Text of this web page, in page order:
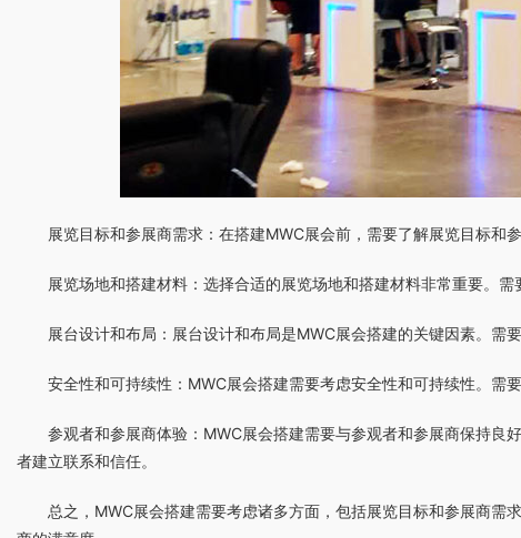
展览目标和参展商需求：在搭建MWC展会前，需要了解展览目标和
展览场地和搭建材料：选择合适的展览场地和搭建材料非常重要。
展台设计和布局：展台设计和布局是MWC展会搭建的关键因素。
安全性和可持续性：MWC展会搭建需要考虑安全性和可持续性。需
参观者和参展商体验：MWC展会搭建需要与参观者和参展商保持良
者建立联系和信任。
总之，MWC展会搭建需要考虑诸多方面，包括展览目标和参展商